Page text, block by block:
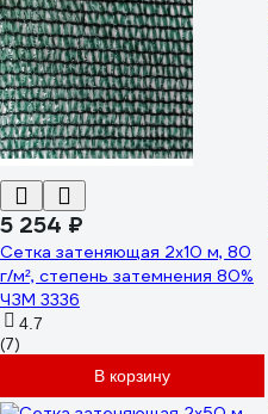
5 254 ₽
Сетка затеняющая 2x10 м, 80
г/м², степень затемнения 80%
ЧЗМ 3336
4.7
(7)
В корзину